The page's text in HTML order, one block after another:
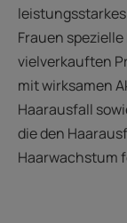
Frauen
vielverkauften
mit wirksamen
Haarausfall
die den
Haarwachstum